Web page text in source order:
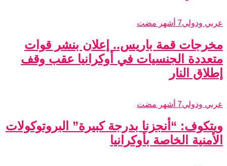
عربي ودولي7 أشهر مضت
مخرجات قمة باريس.. إعلان بنشر قوات
متعددة الجنسيات في أوكرانيا عقب وقف
إطلاق النار
عربي ودولي7 أشهر مضت
ويتكوف: “أنجزنا بدرجة كبيرة” البروتوكولات
الأمنية الخاصة بأوكرانيا